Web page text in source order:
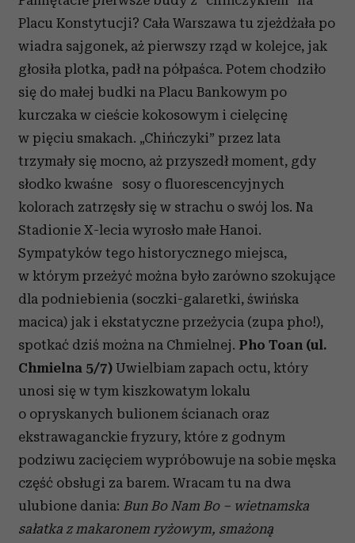
Placu Konstytucji? Cała Warszawa tu zjeżdżała po
wiadra sajgonek, aż pierwszy rząd w kolejce, jak
głosiła plotka, padł na półpaśca. Potem chodziło
się do małej budki na Placu Bankowym po
kurczaka w cieście kokosowym i cielęcinę
w pięciu smakach. „Chińczyki” przez lata
trzymały się mocno, aż przyszedł moment, gdy
słodko kwaśne sosy o fluorescencyjnych
kolorach zatrzęsły się w strachu o swój los. Na
Stadionie X-lecia wyrosło małe Hanoi.
Sympatyków tego historycznego miejsca,
w którym przeżyć można było zarówno szokujące
dla podniebienia (soczki-galaretki, świńska
macica) jak i ekstatyczne przeżycia (zupa pho!),
spotkać dziś można na Chmielnej. Pho Toan (ul.
Chmielna 5/7) Uwielbiam zapach octu, który
unosi się w tym kiszkowatym lokalu
o opryskanych bulionem ścianach oraz
ekstrawaganckie fryzury, które z godnym
podziwu zacięciem wypróbowuje na sobie męska
część obsługi za barem. Wracam tu na dwa
ulubione dania: Bun Bo Nam Bo – wietnamska
sałatka z makaronem ryżowym, smażoną